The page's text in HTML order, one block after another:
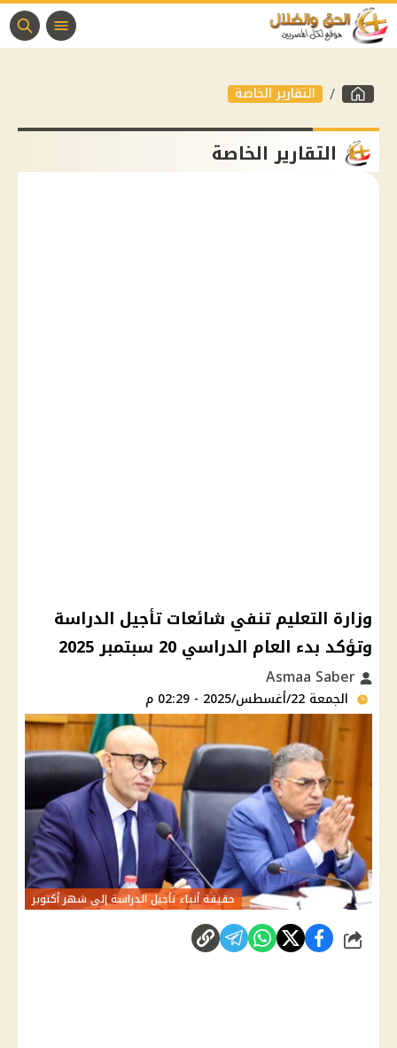
التقارير الخاصة
التقارير الخاصة
وزارة التعليم تنفي شائعات تأجيل الدراسة
وتؤكد بدء العام الدراسي 20 سبتمبر 2025
الجمعة 22/أغسطس/2025 - 02:29 م
حقيقة أنباء تأجيل الدراسة إلى شهر أكتوبر
شارك